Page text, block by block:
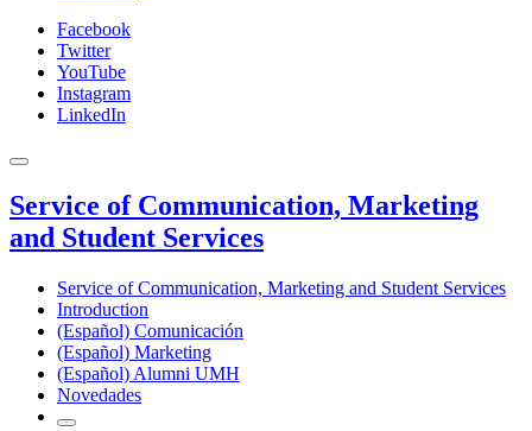
Facebook
Twitter
YouTube
Instagram
LinkedIn
Service of Communication, Marketing
and Student Services
Service of Communication, Marketing and Student Services
Introduction
(Español) Comunicación
(Español) Marketing
(Español) Alumni UMH
Novedades